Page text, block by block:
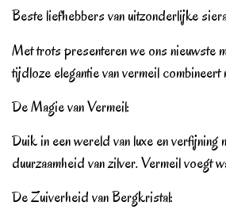
Beste liefhebbers van uitzonderlijke
Met trots presenteren we ons nieuwste
tijdloze elegantie van vermeil
De Magie van Vermeil:
Duik in een wereld van luxe en
duurzaamheid van zilver. Vermeil voegt
De Zuiverheid van Bergkristal: